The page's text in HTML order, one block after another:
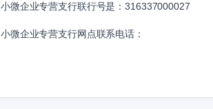
微企业专营支行联行号是：316337000027
微企业专营支行网点联系电话：